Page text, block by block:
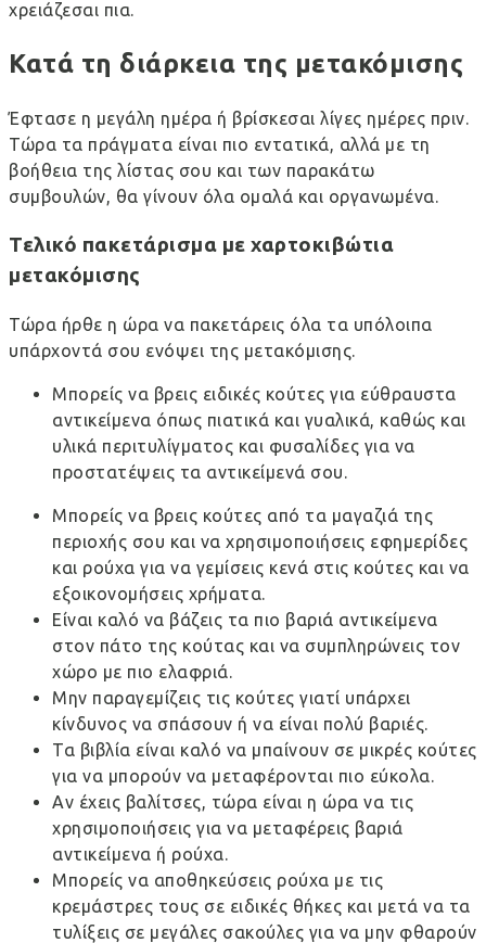
χρειάζεσαι πια.
Κατά τη διάρκεια της μετακόμισης
Έφτασε η μεγάλη ημέρα ή βρίσκεσαι λίγες ημέρες πριν.
Τώρα τα πράγματα είναι πιο εντατικά, αλλά με τη
βοήθεια της λίστας σου και των παρακάτω
συμβουλών, θα γίνουν όλα ομαλά και οργανωμένα.
Τελικό πακετάρισμα με χαρτοκιβώτια
μετακόμισης
Τώρα ήρθε η ώρα να πακετάρεις όλα τα υπόλοιπα
υπάρχοντά σου ενόψει της μετακόμισης.
Μπορείς να βρεις ειδικές κούτες για εύθραυστα
αντικείμενα όπως πιατικά και γυαλικά, καθώς και
υλικά περιτυλίγματος και φυσαλίδες για να
προστατέψεις τα αντικείμενά σου.
Μπορείς να βρεις κούτες από τα μαγαζιά της
περιοχής σου και να χρησιμοποιήσεις εφημερίδες
και ρούχα για να γεμίσεις κενά στις κούτες και να
εξοικονομήσεις χρήματα.
Είναι καλό να βάζεις τα πιο βαριά αντικείμενα
στον πάτο της κούτας και να συμπληρώνεις τον
χώρο με πιο ελαφριά.
Μην παραγεμίζεις τις κούτες γιατί υπάρχει
κίνδυνος να σπάσουν ή να είναι πολύ βαριές.
Τα βιβλία είναι καλό να μπαίνουν σε μικρές κούτες
για να μπορούν να μεταφέρονται πιο εύκολα.
Αν έχεις βαλίτσες, τώρα είναι η ώρα να τις
χρησιμοποιήσεις για να μεταφέρεις βαριά
αντικείμενα ή ρούχα.
Μπορείς να αποθηκεύσεις ρούχα με τις
κρεμάστρες τους σε ειδικές θήκες και μετά να τα
τυλίξεις σε μεγάλες σακούλες για να μην φθαρούν